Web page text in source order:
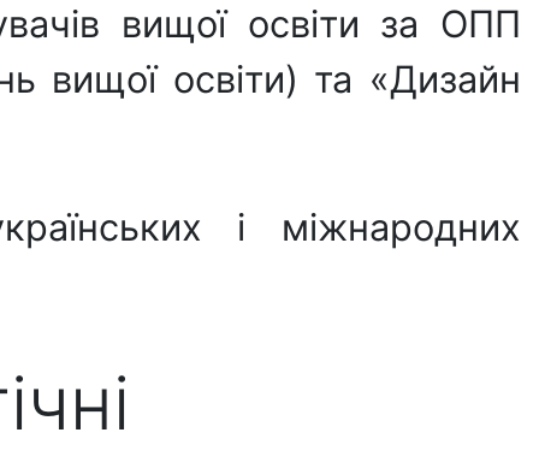
вищої освіти за ОПП
вищої освіти) та «Дизайн
і міжнародних